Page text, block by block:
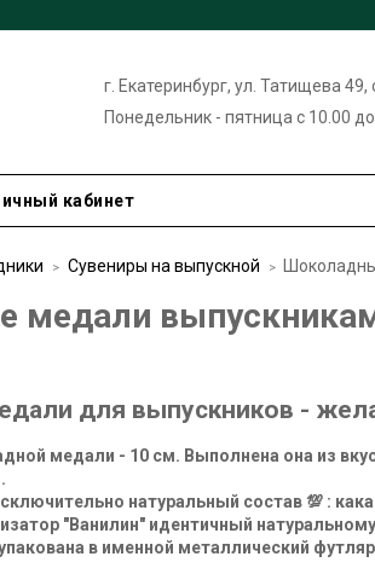
г. Екатеринбург, ул. Татищева 49,
Понедельник - пятница с 10.00
кабинет
Сувениры на выпускной
медали
для выпускников -
медали - 10 см. Выполнена она из
натуральный состав 💯 :
"Ванилин" идентичный
в именной металлический